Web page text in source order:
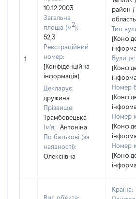
1
10.12.2003
Загальна
площа (м2):
52,3
Реєстраційний
номер:
[Конфіденційна
інформація]
Декларує:
дружина
Прізвище:
Трамбовецька
Ім'я:
Антоніна
По батькові (за
наявності):
Олексіївна
район /
Тип
Вулиця:
Номер
Номер
Номер
Вид об'єкта:
Країна: